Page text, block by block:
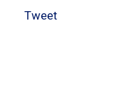
Tweet